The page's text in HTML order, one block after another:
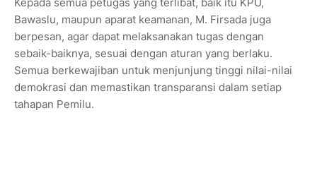
Bawaslu, maupun aparat keamanan, M. Firsada juga
berpesan, agar dapat melaksanakan tugas dengan
sebaik-baiknya, sesuai dengan aturan yang berlaku.
Semua berkewajiban untuk menjunjung tinggi nilai-nilai
demokrasi dan memastikan transparansi dalam setiap
tahapan Pemilu.